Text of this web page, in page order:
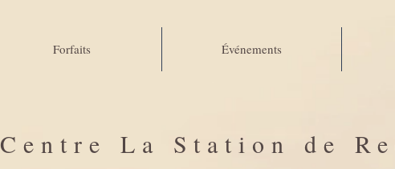
Forfaits Événements
Centre La Station de